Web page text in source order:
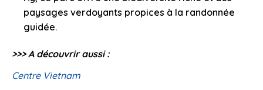
paysages verdoyants propices à la randonnée
guidée.
>>> A découvrir aussi :
Centre Vietnam